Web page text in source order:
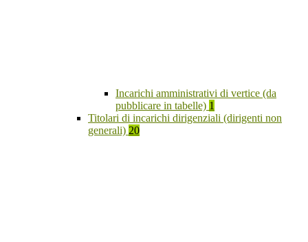
Incarichi amministrativi di vertice (da
pubblicare in tabelle) 1
Titolari di incarichi dirigenziali (dirigenti non
generali) 20